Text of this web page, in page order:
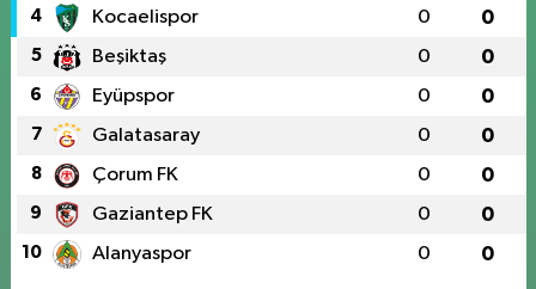
4 Kocaelispor 0 0
5 Beşiktaş 0 0
6 Eyüpspor 0 0
7 Galatasaray 0 0
8 Çorum FK 0 0
9 Gaziantep FK 0 0
10 Alanyaspor 0 0